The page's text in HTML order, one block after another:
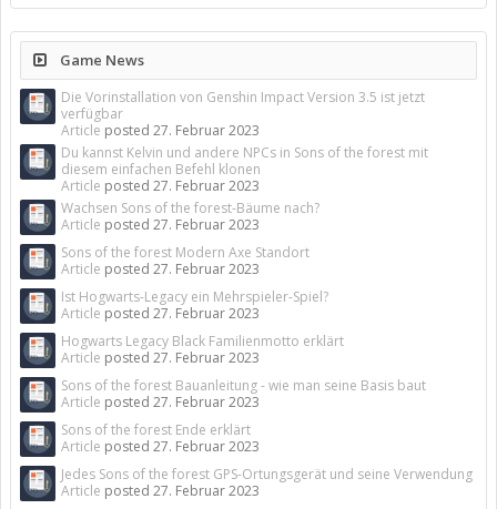
Game News
Die Vorinstallation von Genshin Impact Version 3.5 ist jetzt
verfügbar
Article posted 27. Februar 2023
Du kannst Kelvin und andere NPCs in Sons of the forest mit
diesem einfachen Befehl klonen
Article posted 27. Februar 2023
Wachsen Sons of the forest-Bäume nach?
Article posted 27. Februar 2023
Sons of the forest Modern Axe Standort
Article posted 27. Februar 2023
Ist Hogwarts-Legacy ein Mehrspieler-Spiel?
Article posted 27. Februar 2023
Hogwarts Legacy Black Familienmotto erklärt
Article posted 27. Februar 2023
Sons of the forest Bauanleitung - wie man seine Basis baut
Article posted 27. Februar 2023
Sons of the forest Ende erklärt
Article posted 27. Februar 2023
Jedes Sons of the forest GPS-Ortungsgerät und seine Verwendung
Article posted 27. Februar 2023